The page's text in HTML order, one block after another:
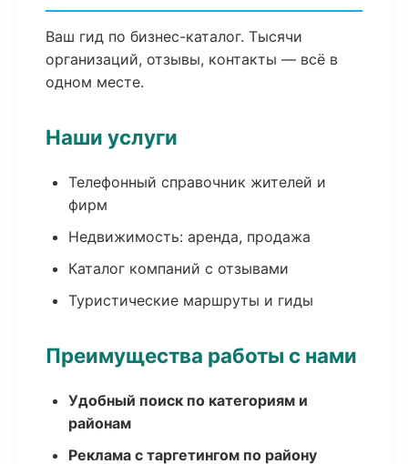
Ваш гид по бизнес-каталог. Тысячи
организаций, отзывы, контакты — всё в
одном месте.
Наши услуги
Телефонный справочник жителей и
фирм
Недвижимость: аренда, продажа
Каталог компаний с отзывами
Туристические маршруты и гиды
Преимущества работы с нами
Удобный поиск по категориям и
районам
Реклама с таргетингом по району